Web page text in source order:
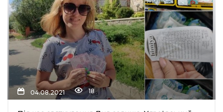
04.08.2021 18